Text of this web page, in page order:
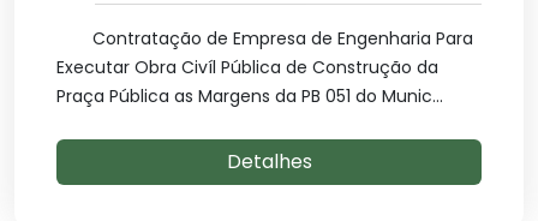
Contratação de Empresa de Engenharia Para
Executar Obra Civíl Pública de Construção da
Praça Pública as Margens da PB 051 do Munic...
Detalhes